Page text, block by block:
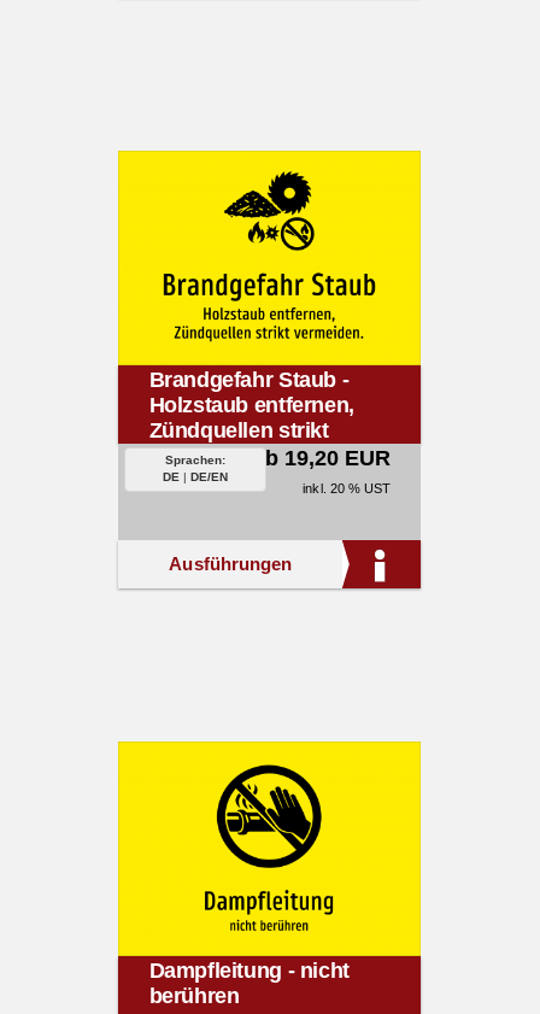
Brandgefahr Staub -
Holzstaub entfernen,
Zündquellen strikt
vermeiden.
Sprachen:
DE | DE/EN
ab 19,20 EUR
inkl. 20 % UST
Ausführungen
Dampfleitung - nicht
berühren